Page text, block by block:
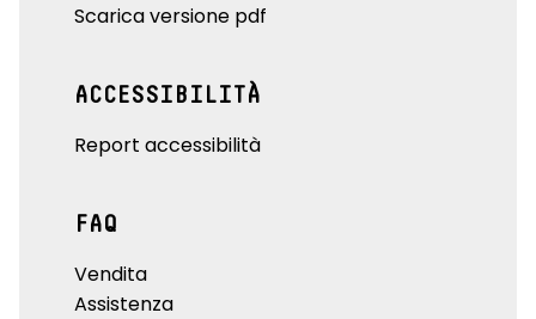
Scarica versione pdf
ACCESSIBILITÀ
Report accessibilità
FAQ
Vendita
Assistenza